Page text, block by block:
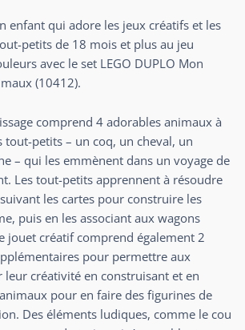
enfant qui adore les jeux créatifs et les
petits de 18 mois et plus au jeu
avec le set LEGO DUPLO Mon
(10412).
comprend 4 adorables animaux à
petits – un coq, un cheval, un
– qui les emmènent dans un voyage de
Les tout-petits apprennent à résoudre
les cartes pour construire les
puis en les associant aux wagons
jouet créatif comprend également 2
pour permettre aux
leur créativité en construisant et en
pour en faire des figurines de
Des éléments ludiques, comme le cou